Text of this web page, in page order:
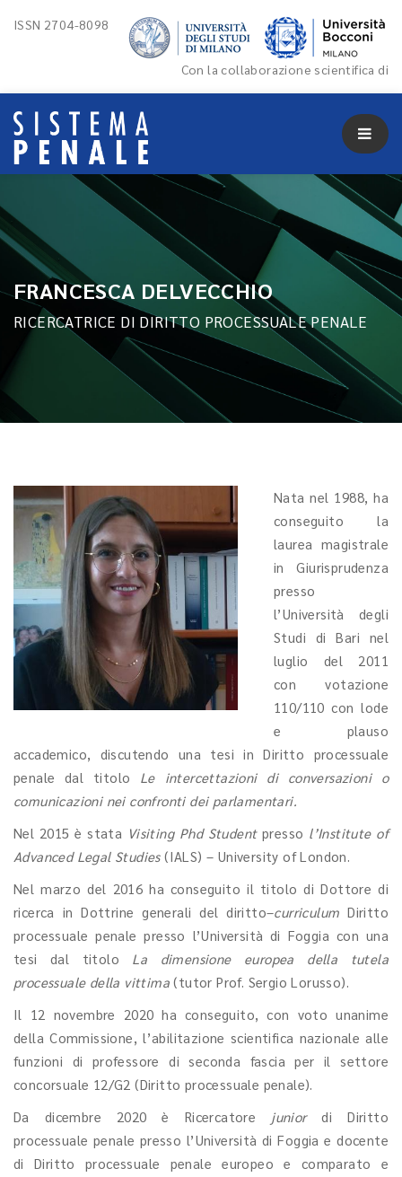
ISSN 2704-8098
Con la collaborazione scientifica di
FRANCESCA DELVECCHIO
RICERCATRICE DI DIRITTO PROCESSUALE PENALE
Nata nel 1988, ha
conseguito la
laurea magistrale
in Giurisprudenza
presso
l’Università degli
Studi di Bari nel
luglio del 2011
con votazione
110/110 con lode
e plauso
accademico, discutendo una tesi in Diritto processuale
penale dal titolo Le intercettazioni di conversazioni o
comunicazioni nei confronti dei parlamentari.
Nel 2015 è stata Visiting Phd Studentpresso l’Institute of
Advanced Legal Studies(IALS) – University of London.
Nel marzo del 2016 ha conseguito il titolo di Dottore di
ricerca in Dottrine generali del diritto–curriculum Diritto
processuale penale presso l’Università di Foggia con una
tesi dal titolo La dimensione europea della tutela
processuale della vittima (tutor Prof. Sergio Lorusso).
Il 12 novembre 2020 ha conseguito, con voto unanime
della Commissione, l’abilitazione scientifica nazionale alle
funzioni di professore di seconda fascia per il settore
concorsuale 12/G2 (Diritto processuale penale).
Da dicembre 2020 è Ricercatore juniordi Diritto
processuale penale presso l’Università di Foggia e docente
di Diritto processuale penale europeo e comparato e